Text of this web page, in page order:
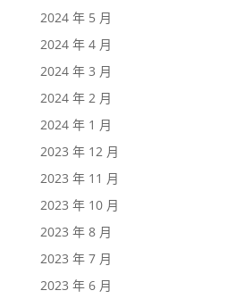
2024 年 5 月
2024 年 4 月
2024 年 3 月
2024 年 2 月
2024 年 1 月
2023 年 12 月
2023 年 11 月
2023 年 10 月
2023 年 8 月
2023 年 7 月
2023 年 6 月